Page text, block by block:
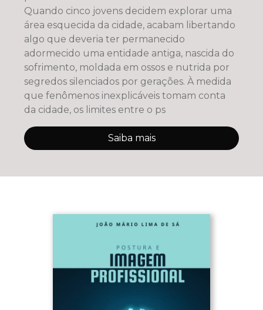
Quando cinco jovens decidem explorar uma
área esquecida da cidade, acabam libertando
algo que deveria ter permanecido
adormecido uma entidade antiga, nascida do
sofrimento, moldada em ossos e nutrida por
segredos silenciados por gerações. À medida
que fenômenos inexplicáveis tomam conta
da cidade, os limites entre o ps
Saiba mais